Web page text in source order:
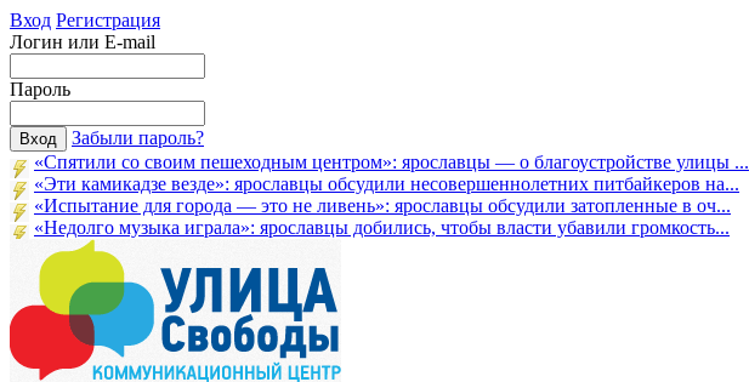
Вход Регистрация
Логин или E-mail
Пароль
Забыли пароль?
«Спятили со своим пешеходным центром»: ярославцы — о благоустройстве улицы ...
«Эти камикадзе везде»: ярославцы обсудили несовершеннолетних питбайкеров на...
«Испытание для города — это не ливень»: ярославцы обсудили затопленные в оч...
«Недолго музыка играла»: ярославцы добились, чтобы власти убавили громкость...